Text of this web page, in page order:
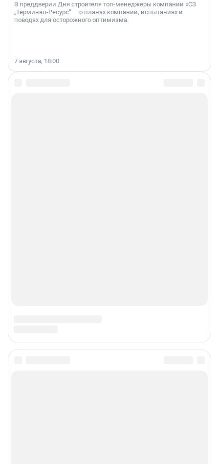
В преддверии Дня строителя топ-менеджеры компании «СЗ
„Терминал-Ресурс“ — о планах компании, испытаниях и
поводах для осторожного оптимизма.
7 августа, 18:00